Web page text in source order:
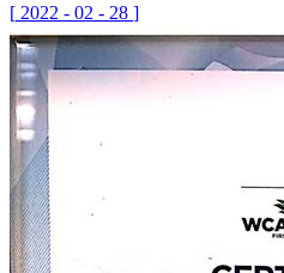
[ 2022 - 02 - 28 ]